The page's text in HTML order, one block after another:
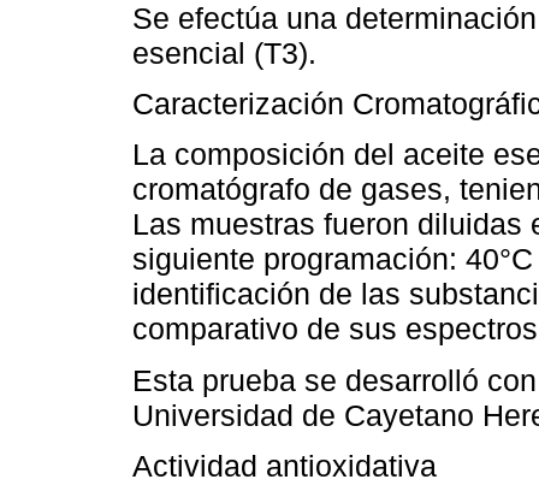
Se efectúa una
esencial (T3).
Caracterización
La composición del aceite
cromatógrafo de gases,
Las muestras fueron diluidas
siguiente programación:
identificación de las
comparativo de sus
Esta prueba se desarrolló
Universidad de Cayetano
Actividad antioxidativa